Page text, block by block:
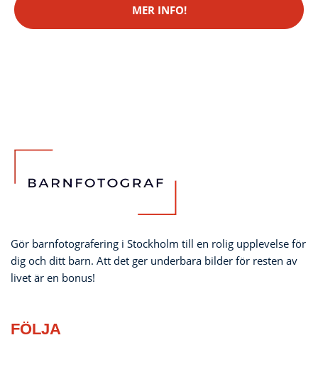
MER INFO!
Gör barnfotografering i Stockholm till en rolig upplevelse för
dig och ditt barn. Att det ger underbara bilder för resten av
livet är en bonus!
FÖLJA